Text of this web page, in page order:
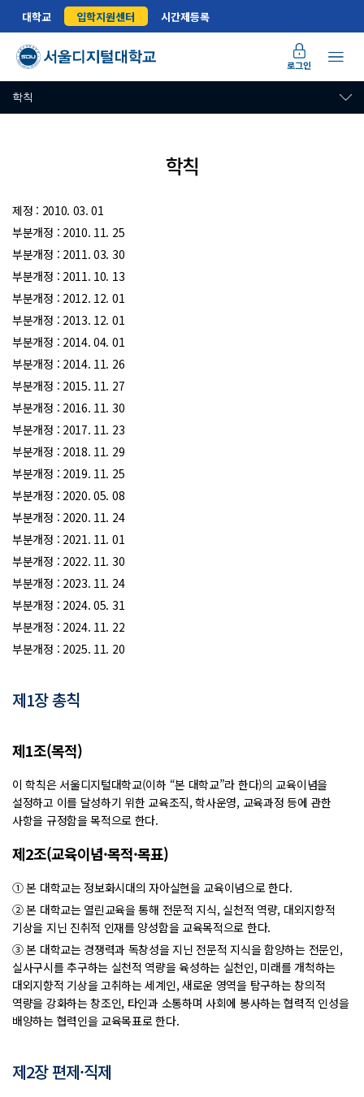
대학교 입학지원센터 시간제등록
로그인
학칙
학칙
서울디지털대학교 학칙 안내
제정 : 2010. 03. 01
부분개정 : 2010. 11. 25
부분개정 : 2011. 03. 30
부분개정 : 2011. 10. 13
부분개정 : 2012. 12. 01
부분개정 : 2013. 12. 01
부분개정 : 2014. 04. 01
부분개정 : 2014. 11. 26
부분개정 : 2015. 11. 27
부분개정 : 2016. 11. 30
부분개정 : 2017. 11. 23
부분개정 : 2018. 11. 29
부분개정 : 2019. 11. 25
부분개정 : 2020. 05. 08
부분개정 : 2020. 11. 24
부분개정 : 2021. 11. 01
부분개정 : 2022. 11. 30
부분개정 : 2023. 11. 24
부분개정 : 2024. 05. 31
부분개정 : 2024. 11. 22
부분개정 : 2025. 11. 20
제1장 총칙
제1조(목적)
이 학칙은 서울디지털대학교(이하 “본 대학교”라 한다)의 교육이념을
설정하고 이를 달성하기 위한 교육조직, 학사운영, 교육과정 등에 관한
사항을 규정함을 목적으로 한다.
제2조(교육이념·목적·목표)
① 본 대학교는 정보화시대의 자아실현을 교육이념으로 한다.
② 본 대학교는 열린교육을 통해 전문적 지식, 실천적 역량, 대외지향적
기상을 지닌 진취적 인재를 양성함을 교육목적으로 한다.
③ 본 대학교는 경쟁력과 독창성을 지닌 전문적 지식을 함양하는 전문인,
실사구시를 추구하는 실천적 역량을 육성하는 실천인, 미래를 개척하는
대외지향적 기상을 고취하는 세계인, 새로운 영역을 탐구하는 창의적
역량을 강화하는 창조인, 타인과 소통하며 사회에 봉사하는 협력적 인성을
배양하는 협력인을 교육목표로 한다.
제2장 편제·직제